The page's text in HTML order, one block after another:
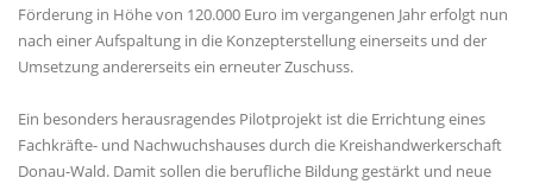
Förderung in Höhe von 120.000 Euro im vergangenen Jahr erfolgt nun
nach einer Aufspaltung in die Konzepterstellung einerseits und der
Umsetzung andererseits ein erneuter Zuschuss.
Ein besonders herausragendes Pilotprojekt ist die Errichtung eines
Fachkräfte- und Nachwuchshauses durch die Kreishandwerkerschaft
Donau-Wald. Damit sollen die berufliche Bildung gestärkt und neue